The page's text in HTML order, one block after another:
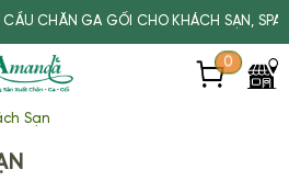
GA GỐI CHO KHÁCH SẠN, SPA, TRƯỜNG
0
Sạn